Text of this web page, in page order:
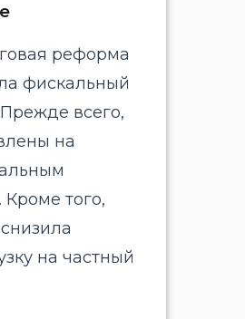
реформа
фискальный
всего,
на
того,
на частный